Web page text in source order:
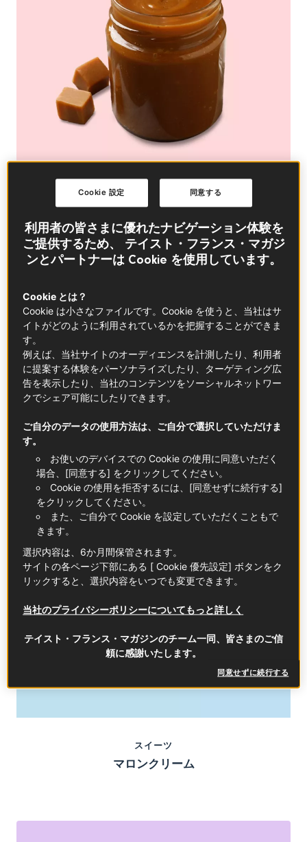
スイーツ
塩バターキャラメル
スイーツ
マロンクリーム
利用者の皆さまに優れたナビゲーション体験を
ご提供するため、 テイスト・フランス・マガジ
ンとパートナーは Cookie を使用しています。
Cookie とは？
Cookie は小さなファイルです。Cookie を使うと、当社はサ
イトがどのように利用されているかを把握することができま
す。
例えば、当社サイトのオーディエンスを計測したり、利用者
に提案する体験をパーソナライズしたり、ターゲティング広
告を表示したり、当社のコンテンツをソーシャルネットワー
クでシェア可能にしたりできます。
ご自分のデータの使用方法は、ご自分で選択していただけま
す。
お使いのデバイスでの Cookie の使用に同意いただく
場合、[同意する] をクリックしてください。
Cookie の使用を拒否するには、[同意せずに続行する]
をクリックしてください。
また、ご自分で Cookie を設定していただくこともで
きます。
選択内容は、6か月間保管されます。
サイトの各ページ下部にある [ Cookie 優先設定] ボタンをク
リックすると、選択内容をいつでも変更できます。
当社のプライバシーポリシーについてもっと詳しく
テイスト・フランス・マガジンのチーム一同、皆さまのご信
頼に感謝いたします。
同意せずに続行する
同意する
Cookie 設定